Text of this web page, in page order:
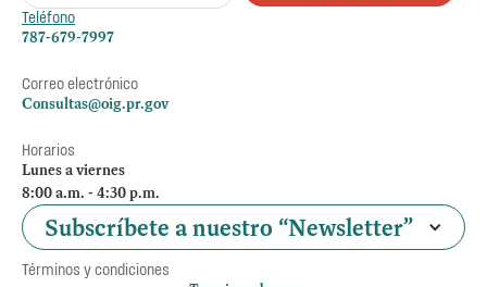
Teléfono
787-679-7997
Correo electrónico
Consultas@oig.pr.gov
Horarios
Lunes a viernes
8:00 a.m. - 4:30 p.m.
Subscríbete a nuestro “Newsletter”
Términos y condiciones